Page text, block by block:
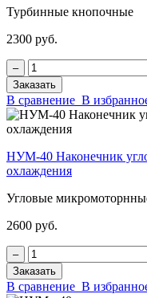
Турбинные кнопочные
2300 руб.
‒
Заказать
В сравнение В
НУМ-40 Наконечник
охлаждения
Угловые
2600 руб.
‒
Заказать
В сравнение В